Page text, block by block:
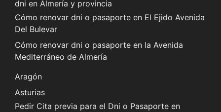
dni en Almería y provincia
Cómo renovar dni o pasaporte en El Ejido Avenida
Del Bulevar
Cómo renovar dni o pasaporte en la Avenida
Mediterráneo de Almería
Aragón
Asturias
Pedir Cita previa para el Dni o Pasaporte en